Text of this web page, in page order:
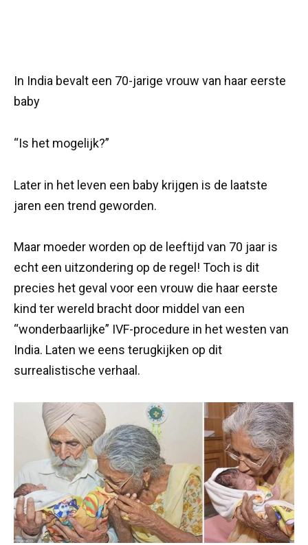
In India bevalt een 70-jarige vrouw van haar eerste
baby
“Is het mogelijk?”
Later in het leven een baby krijgen is de laatste
jaren een trend geworden.
Maar moeder worden op de leeftijd van 70 jaar is
echt een uitzondering op de regel! Toch is dit
precies het geval voor een vrouw die haar eerste
kind ter wereld bracht door middel van een
“wonderbaarlijke” IVF-procedure in het westen van
India. Laten we eens terugkijken op dit
surrealistische verhaal.